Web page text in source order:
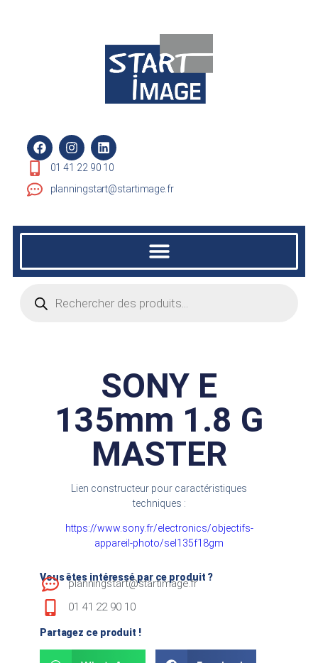
01 41 22 90 10
planningstart@startimage.fr
SONY E
135mm 1.8 G
MASTER
Lien constructeur pour caractéristiques
techniques :
https://www.sony.fr/electronics/objectifs-
appareil-photo/sel135f18gm
Vous êtes intéressé par ce produit ?
planningstart@startimage.fr
01 41 22 90 10
Partagez ce produit !